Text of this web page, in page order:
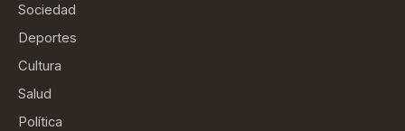
Sociedad
Deportes
Cultura
Salud
Política